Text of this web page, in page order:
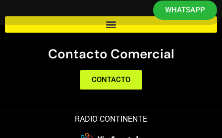
Contacto Comercial
CONTACTO
RADIO CONTINENTE
WHATSAPP